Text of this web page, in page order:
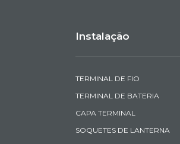
Instalação
TERMINAL DE FIO
TERMINAL DE BATERIA
CAPA TERMINAL
SOQUETES DE LANTERNA